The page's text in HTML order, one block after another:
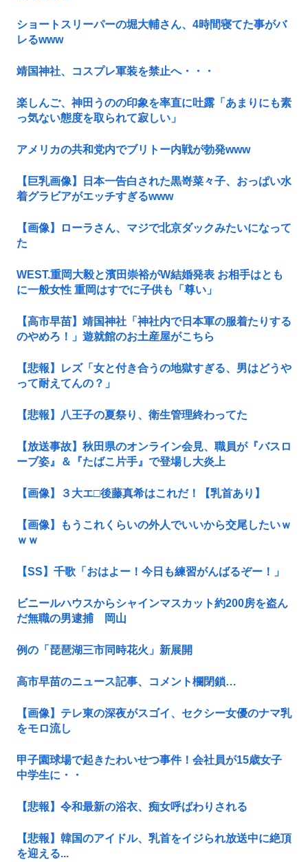
ショートスリーパーの堀大輔さん、4時間寝てた事がバ
レるwww
靖国神社、コスプレ軍装を禁止へ・・・
楽しんご、神田うのの印象を率直に吐露「あまりにも素
っ気ない態度を取られて寂しい」
アメリカの共和党内でブリトー内戦が勃発www
【巨乳画像】日本一告白された黒嵜菜々子、おっぱい水
着グラビアがエッチすぎるwww
【画像】ローラさん、マジで北京ダックみたいになって
た
WEST.重岡大毅と濱田崇裕がW結婚発表 お相手はとも
に一般女性 重岡はすでに子供も「尊い」
【高市早苗】靖国神社「神社内で日本軍の服着たりする
のやめろ！」遊就館のお土産屋がこちら
【悲報】レズ「女と付き合うの地獄すぎる、男はどうや
って耐えてんの？」
【悲報】八王子の夏祭り、衛生管理終わってた
【放送事故】秋田県のオンライン会見、職員が『バスロ
ーブ姿』＆『たばこ片手』で登場し大炎上
【画像】３大エ□後藤真希はこれだ！【乳首あり】
【画像】もうこれくらいの外人でいいから交尾したいｗ
ｗｗ
【SS】千歌「おはよー！今日も練習がんばるぞー！」
ビニールハウスからシャインマスカット約200房を盗ん
だ無職の男逮捕 岡山
例の「琵琶湖三市同時花火」新展開
高市早苗のニュース記事、コメント欄閉鎖…
【画像】テレ東の深夜がスゴイ、セクシー女優のナマ乳
をモロ流し
甲子園球場で起きたわいせつ事件！会社員が15歳女子
中学生に・・
【悲報】令和最新の浴衣、痴女呼ばわりされる
【悲報】韓国のアイドル、乳首をイジられ放送中に絶頂
を迎える...